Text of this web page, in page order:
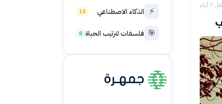
قبل 7 أيام
⚡ الذكاء الاصطناعي 18
🎯 فلسفات لترتيب الحياة 6